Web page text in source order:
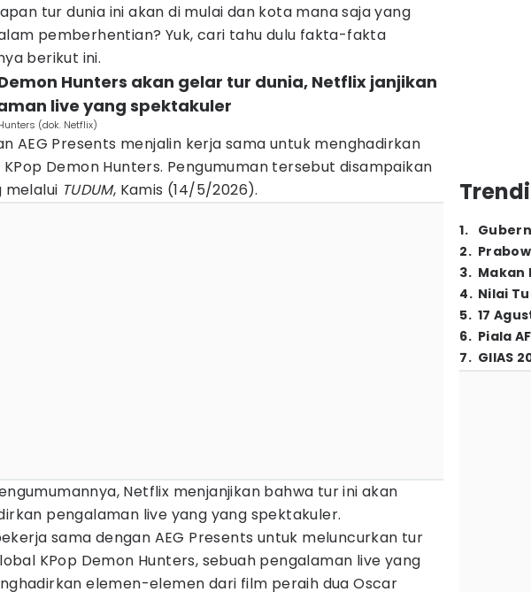
tur dunia ini akan di mulai dan kota mana saja yang
pemberhentian? Yuk, cari tahu dulu fakta-fakta
berikut ini.
Demon Hunters akan gelar tur dunia, Netflix janjikan
live yang spektakuler
(dok. Netflix)
AEG Presents menjalin kerja sama untuk menghadirkan
KPop Demon Hunters. Pengumuman tersebut disampaikan
melalui TUDUM, Kamis (14/5/2026).
Netflix menjanjikan bahwa tur ini akan
pengalaman live yang yang spektakuler.
sama dengan AEG Presents untuk meluncurkan tur
KPop Demon Hunters, sebuah pengalaman live yang
elemen-elemen dari film peraih dua Oscar
1.
2.
3. Makan
4. Nilai
5. 17
6. Piala
7. GIIAS